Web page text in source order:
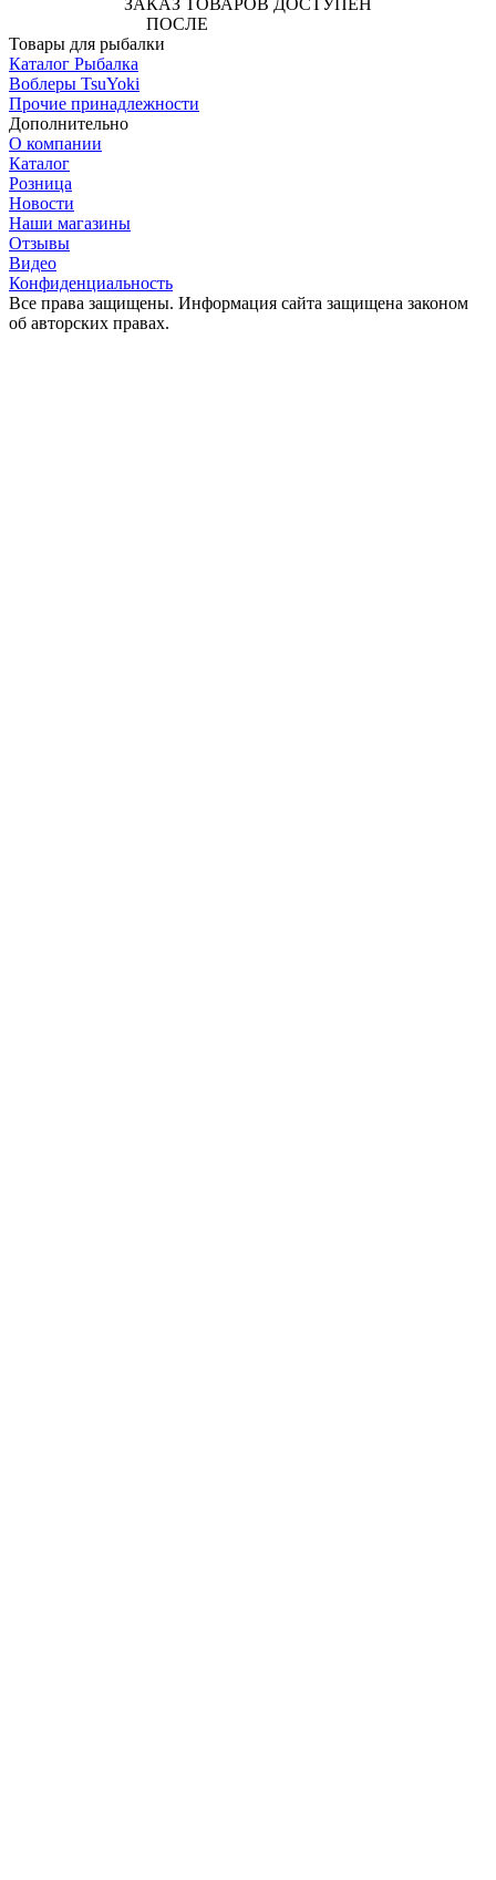
ПОСЛЕ
Товары для рыбалки
Каталог Рыбалка
Воблеры TsuYoki
Прочие принадлежности
Дополнительно
О компании
Каталог
Розница
Новости
Наши магазины
Отзывы
Видео
Конфиденциальность
Все права защищены. Информация сайта защищена законом
об авторских правах.